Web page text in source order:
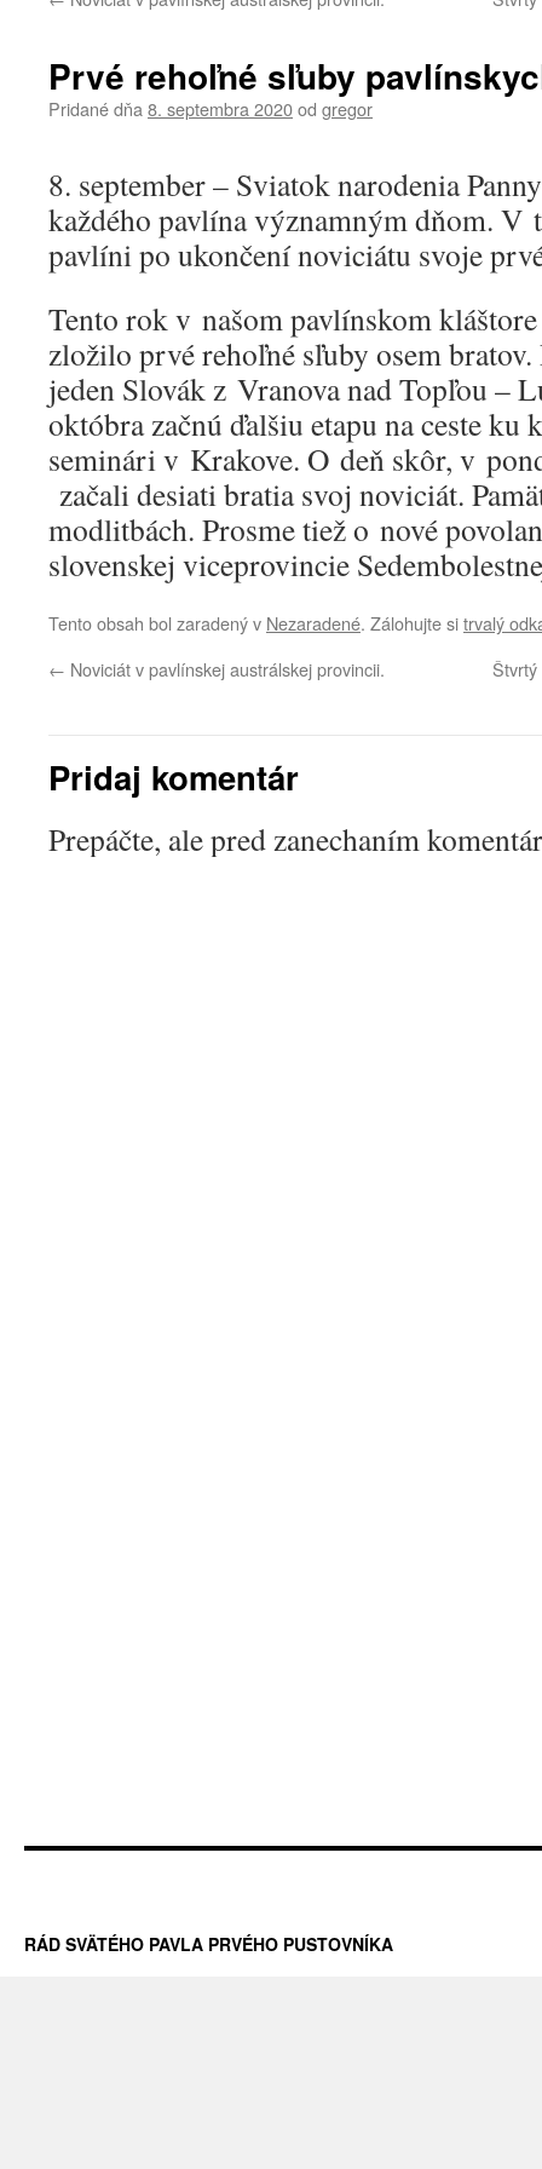
Prvé rehoľné sľuby
Pridané dňa 8. septembra 2020od gregor
8. september – Sviatok narodenia
každého pavlína významným dňom. V
pavlíni po ukončení noviciátu svoje
Tento rok v našom pavlínskom
zložilo prvé rehoľné sľuby osem
jeden Slovák z Vranova nad Topľou –
októbra začnú ďalšiu etapu na ceste
seminári v Krakove. O deň skôr, v
začali desiati bratia svoj noviciát.
modlitbách. Prosme tiež o nové
slovenskej viceprovincie
Tento obsah bol zaradený v Nezaradené. Zálohujte sitrvalý
← Noviciát v pavlínskej austrálskej provincii.
Pridaj komentár
Prepáčte, ale pred zanechaním
RÁD SVÄTÉHO PAVLA PRVÉHO PUSTOVNÍKA